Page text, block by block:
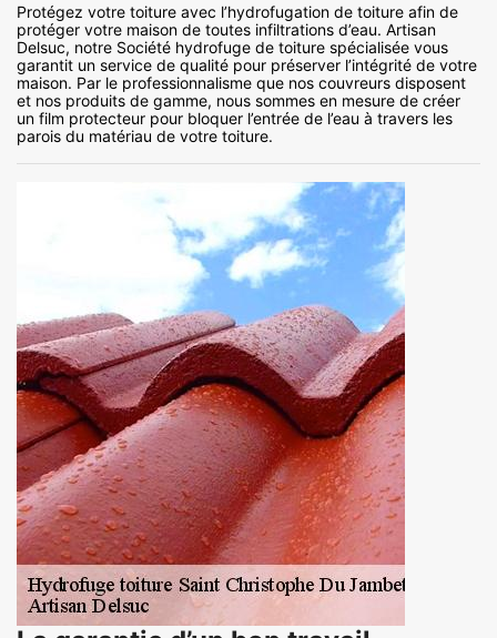
Protégez votre toiture avec l’hydrofugation de toiture afin de
protéger votre maison de toutes infiltrations d’eau. Artisan
Delsuc, notre Société hydrofuge de toiture spécialisée vous
garantit un service de qualité pour préserver l’intégrité de votre
maison. Par le professionnalisme que nos couvreurs disposent
et nos produits de gamme, nous sommes en mesure de créer
un film protecteur pour bloquer l’entrée de l’eau à travers les
parois du matériau de votre toiture.